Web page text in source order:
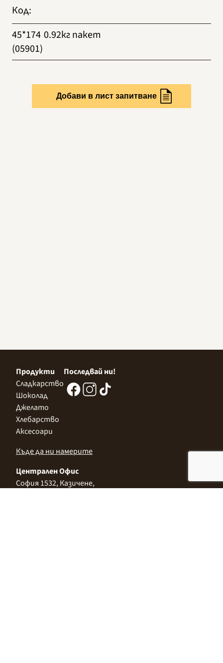
Код:
45*174
(05901)
0.92кг пакет
Добави в лист запитване
Продукти
Сладкарство
Шоколад
Джелато
Хлебарство
Аксесоари
Последвай ни!
Къде да ни намерите
Централен Офис
София 1532, Казичене,